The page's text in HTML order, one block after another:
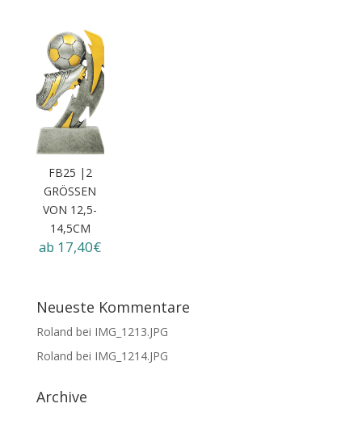
FB25 |2
GRÖSSEN V
ON 12,5-1
4,5CM
ab 17,40€
Neueste Kommentare
Roland bei IMG_1213.JPG
Roland bei IMG_1214.JPG
Archive